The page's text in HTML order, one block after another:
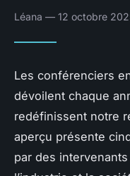
Léana — 12 octobre
Les conférenciers
dévoilent chaque
redéfinissent notre
aperçu présente
par des